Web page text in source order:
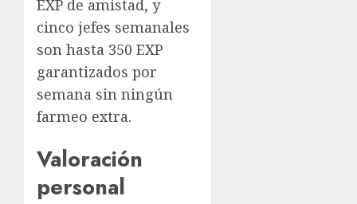
EXP de amistad, y
cinco jefes semanales
son hasta 350 EXP
garantizados por
semana sin ningún
farmeo extra.
Valoración
personal